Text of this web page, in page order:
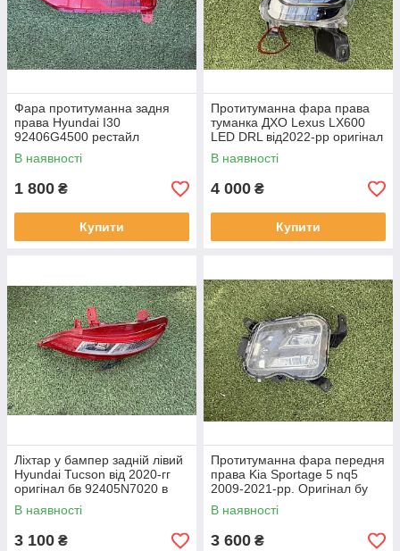
Фара протитуманна задня
права Hyundai I30
92406G4500 рестайл
від2020-рр оригінал бв
відсутнє одне кріплення
В наявності
1 800 ₴
Купити
Протитуманна фара права
туманка ДХО Lexus LX600
LED DRL від2022-рр оригінал
бв відсутнє одно кріплення
В наявності
4 000 ₴
Купити
Ліхтар у бампер задній лівий
Hyundai Tucson від 2020-гг
оригінал бв 92405N7020 в
нормальному стані
В наявності
3 100 ₴
Протитуманна фара передня
права Kia Sportage 5 nq5
2009-2021-рр. Оригінал бу
92202R2000 проклеєна
тріщина скла в непомітному
місці
В наявності
3 600 ₴